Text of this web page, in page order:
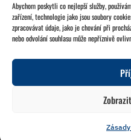
Abychom poskytli co nejlepší služby,
zařízení, technologie jako jsou soubory
zpracovávat údaje, jako je chování při
nebo odvolání souhlasu může nepříznivě
Sledujte nás!
Kalendář
O nás
Studio Družba